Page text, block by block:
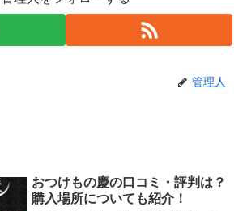
管理人
おつけもの慶の口コミ・評判は？
購入場所についても紹介！